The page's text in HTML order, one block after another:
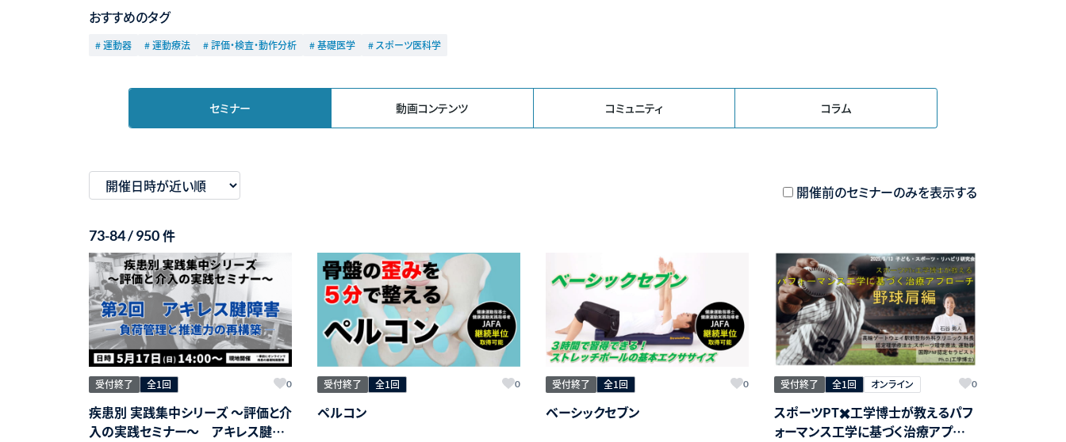
おすすめのタグ
# 運動器 # 運動療法 # 評価・検査・動作分析 # 基礎医学 # スポーツ医科学
セミナー 動画コンテンツ コミュニティ コラム
開催前のセミナーのみを表示する
73-84 / 950件
受付終了 全1回 0
疾患別 実践集中シリーズ 〜評価と介
入の実践セミナー〜 アキレス腱障
受付終了 全1回 0
ペルコン
受付終了 全1回 0
ベーシックセブン
受付終了 全1回 オンライン 0
スポーツPT✖️工学博士が教えるパフ
ォーマンス工学に基づく治療アプロー